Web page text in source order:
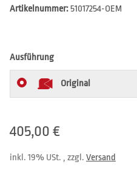
Artikelnummer:51017254-OEM
Ausführung
Original
405,00 €
inkl. 19% USt. , zzgl. Versand